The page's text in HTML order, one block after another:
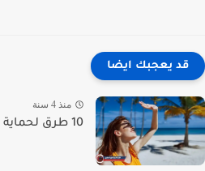
قد يعجبك ايضا
منذ 4 سنة
10 طرق لحماية بشرتك من الشمس